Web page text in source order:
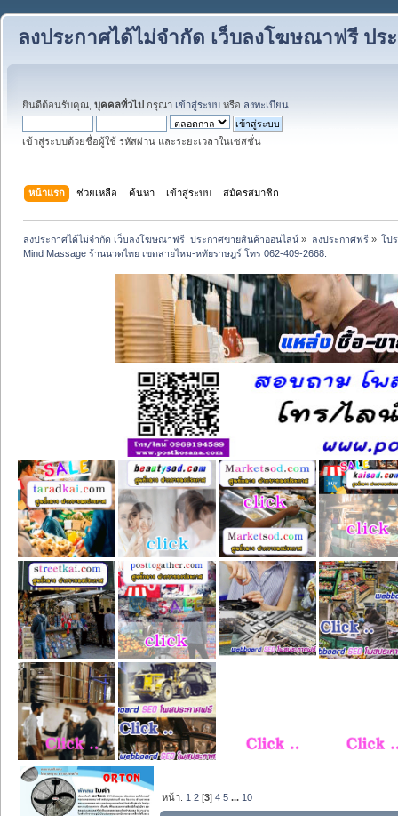
ลงประกาศได้ไม่จำกัด เว็บลงโฆษณาฟรี ปร
ยินดีต้อนรับคุณ, บุคคลทั่วไป กรุณา เข้าสู่ระบบ หรือ ลงทะเบียน
เข้าสู่ระบบด้วยชื่อผู้ใช้ รหัสผ่าน และระยะเวลาในเซสชั่น
หน้าแรก ช่วยเหลือ ค้นหา เข้าสู่ระบบ สมัครสมาชิก
ลงประกาศได้ไม่จำกัด เว็บลงโฆษณาฟรี  ประกาศขายสินค้าออนไลน์ » ลงประกาศฟรี» โป
Mind Massage ร้านนวดไทย เขตสายไหม-หทัยราษฎร์ โทร 062-409-2668.
หน้า: 1 2 [3]4 5 ... 10